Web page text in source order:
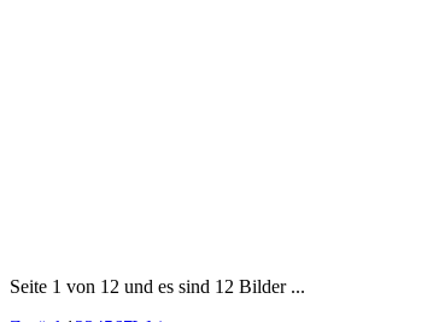
Seite 1 von 12 und es sind 12 Bilder ...